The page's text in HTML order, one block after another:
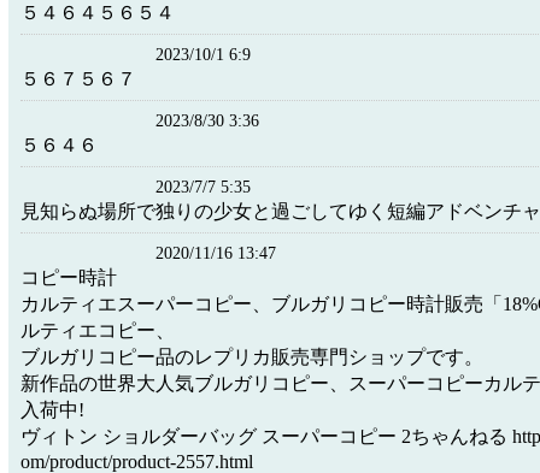
５４６４５６５４
2023/10/1 6:9
５６７５６７
2023/8/30 3:36
５６４６
2023/7/7 5:35
見知らぬ場所で独りの少女と過ごしてゆく短編アドベンチ
2020/11/16 13:47
コピー時計
カルティエスーパーコピー、ブルガリコピー時計販売「
ルティエコピー、
ブルガリコピー品のレプリカ販売専門ショップです。
新作品の世界大人気ブルガリコピー、スーパーコピーカル
入荷中!
ヴィトン ショルダーバッグ スーパーコピー 2ちゃんねる
om/product/product-2557.html